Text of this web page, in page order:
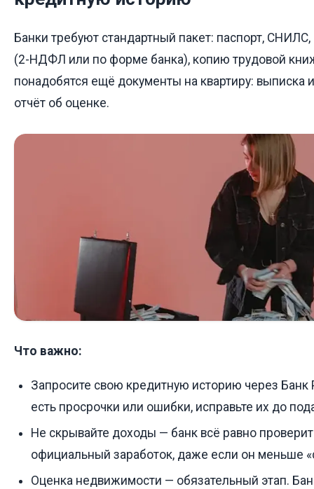
Банки требуют стандартный пакет: паспорт,
(2-НДФЛ или по форме банка), копию трудовой
понадобятся ещё документы на квартиру: выписка
отчёт об оценке.
Что важно:
Запросите свою кредитную историю через
есть просрочки или ошибки, исправьте их до
Не скрывайте доходы — банк всё равно
официальный заработок, даже если он меньше
Оценка недвижимости — обязательный этап.